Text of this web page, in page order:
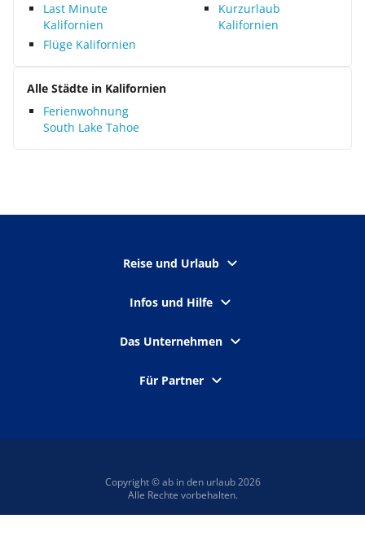
Last Minute
Kalifornien
Kurzurlaub
Kalifornien
Flüge Kalifornien
Alle Städte in Kalifornien
Ferienwohnung
South Lake Tahoe
Reise und Urlaub
Infos und Hilfe
Das Unternehmen
Für Partner
Copyright © ab in den urlaub 2026
Alle Rechte vorbehalten.